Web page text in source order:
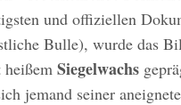
und offiziellen
Bulle), wurde das
Siegelwachs
jemand seiner